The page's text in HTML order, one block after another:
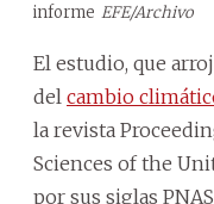
informe EFE/Archivo
El estudio, que
del cambio
la revista
Sciences of the
por sus siglas